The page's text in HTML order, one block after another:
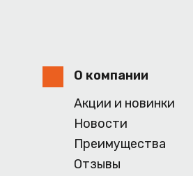
О компании
Акции и новинки
Новости
Преимущества
Отзывы